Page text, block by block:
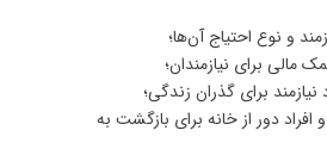
و نوع احتیاج آن‌ها؛
مالی برای نیازمندان؛
نیازمند برای گذران زندگی؛
دور از خانه برای بازگشت به